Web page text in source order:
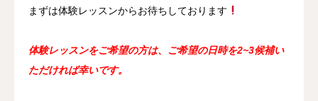
まずは体験レッスンからお待ちしております
体験レッスンをご希望の方は、ご希望の日時を2~3候補い
ただければ幸いです。